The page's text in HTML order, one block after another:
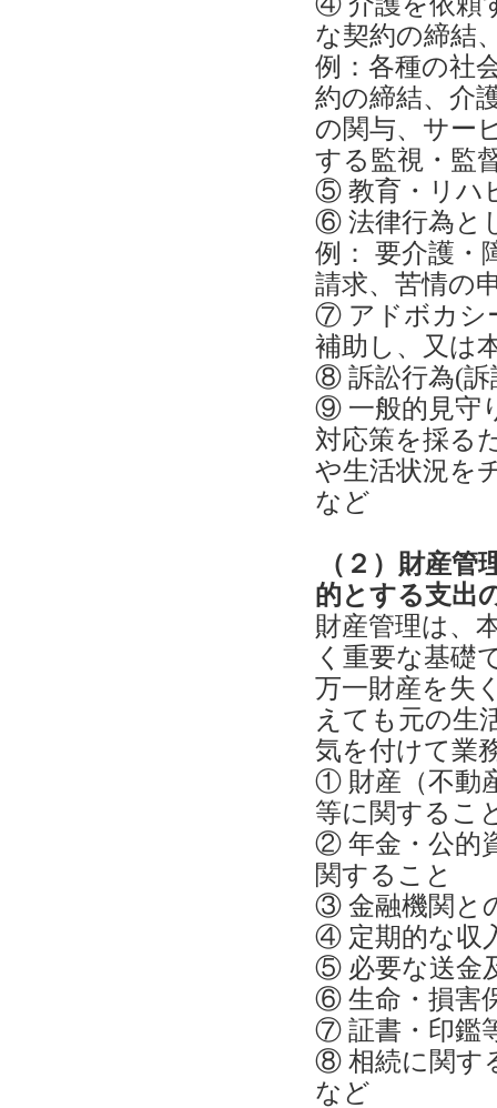
な契約の締結
例：各種の社
約の締結、介
の関与、サー
する監視・監
⑤ 教育・リハ
⑥ 法律行為と
例： 要介護・
請求、苦情の
⑦ アドボカシ
補助し、又は
⑧ 訴訟行為(訴
⑨ 一般的見守
対応策を採る
や生活状況を
など
（２）財産
的とする支出
財産管理は、
く重要な基礎
万一財産を失
えても元の生
気を付けて業
① 財産（不動
等に関するこ
② 年金・公的
関すること
③ 金融機関と
④ 定期的な収
⑤ 必要な送金
⑥ 生命・損害
⑦ 証書・印鑑
⑧ 相続に関す
など